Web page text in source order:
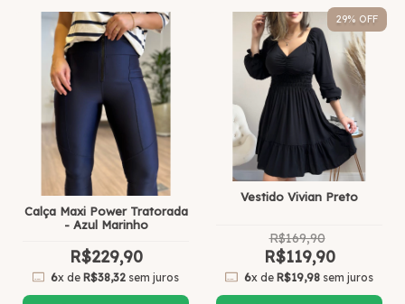
Calça Maxi Power Tratorada
- Azul Marinho
R$229,90
6x deR$38,32 sem juros
29% OFF
Vestido Vivian Preto
R$169,90
R$119,90
6x de R$19,98sem juros